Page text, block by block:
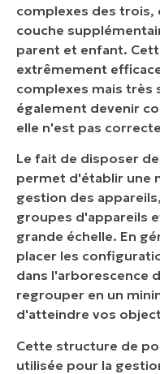
complexes des trois,
couche
parent et enfant.
extrêmement
complexes mais très
également devenir
elle n'est pas
Le fait de disposer
permet d'établir une
gestion des
groupes d'appareils
grande échelle. En
placer les
dans l'arborescence
regrouper en un
d'atteindre vos
Cette structure de
utilisée pour la